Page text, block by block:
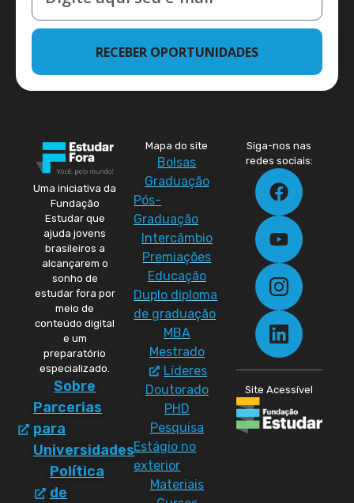
RECEBER OPORTUNIDADES
Uma iniciativa da
Fundação
Estudar que
ajuda jovens
brasileiros a
alcançarem o
sonho de
estudar fora por
meio de
conteúdo digital
e um
preparatório
especializado.
Sobre
Parcerias
para
Universidades
Política
de
Mapa do site
Bolsas
Graduação
Pós-
Graduação
Intercâmbio
Premiações
Educação
Duplo diploma
de graduação
MBA
Mestrado
Líderes
Doutorado
PHD
Pesquisa
Estágio no
exterior
Materiais
Siga-nos nas
redes sociais:
Site Acessível